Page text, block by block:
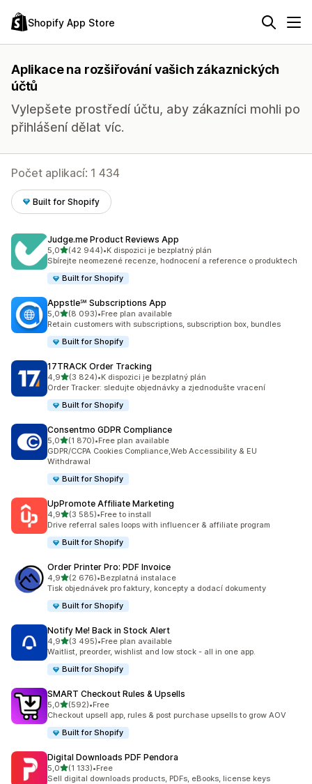
Shopify App Store
Aplikace na rozšiřování vašich zákaznických
účtů
Vylepšete prostředí účtu, aby zákazníci mohli po
přihlášení dělat víc.
Počet aplikací: 1 434
Built for Shopify
Judge.me Product Reviews App
5,0z 5 hvězd
(42 944)
Celkový počet recenzí: 42944
•K dispozici je bezplatný plán
Sbírejte neomezené recenze, hodnocení a reference o produktech
Built for Shopify
Appstle℠ Subscriptions App
5,0z 5 hvězd
(8 093)
Celkový počet recenzí: 8093
•Free plan available
Retain customers with subscriptions, subscription box, bundles
Built for Shopify
17TRACK Order Tracking
4,9z 5 hvězd
(3 824)
Celkový počet recenzí: 3824
•K dispozici je bezplatný plán
Order Tracker: sledujte objednávky a zjednodušte vracení
Built for Shopify
Consentmo GDPR Compliance
5,0z 5 hvězd
(1 870)
Celkový počet recenzí: 1870
•Free plan available
GDPR/CCPA Cookies Compliance,Web Accessibility & EU
Withdrawal
Built for Shopify
UpPromote Affiliate Marketing
4,9z 5 hvězd
(3 585)
Celkový počet recenzí: 3585
•Free to install
Drive referral sales loops with influencer & affiliate program
Built for Shopify
Order Printer Pro: PDF Invoice
4,9z 5 hvězd
(2 676)
Celkový počet recenzí: 2676
•Bezplatná instalace
Tisk objednávek pro faktury, koncepty a dodací dokumenty
Built for Shopify
Notify Me! Back in Stock Alert
4,9z 5 hvězd
(3 495)
Celkový počet recenzí: 3495
•Free plan available
Waitlist, preorder, wishlist and low stock - all in one app.
Built for Shopify
SMART Checkout Rules & Upsells
5,0z 5 hvězd
(592)
Celkový počet recenzí: 592
•Free
Checkout upsell app, rules & post purchase upsells to grow AOV
Built for Shopify
Digital Downloads PDF Pendora
5,0z 5 hvězd
(1 133)
Celkový počet recenzí: 1133
•Free
Sell digital downloads products, PDFs, eBooks, license keys